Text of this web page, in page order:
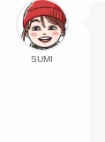
SUMI